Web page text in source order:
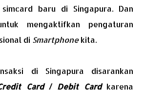
baru di Singapura. Dan
mengaktifkan pengaturan
di Smartphonekita.
di Singapura disarankan
Card/ Debit Cardkarena